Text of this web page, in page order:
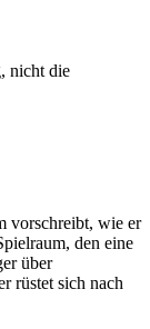
nicht die
vorschreibt, wie er
den eine
über
rüstet sich nach